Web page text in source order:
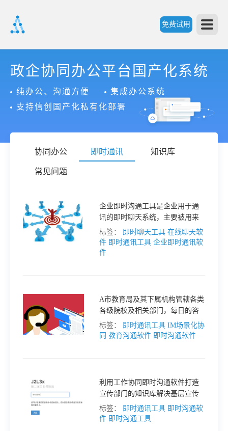
免费试用
首
页
价
常
题
政企协同办公平台国产化系统
纯办公、沟通方便
集成办公系统
支持信创国产化私有化部署
协同办公 即时通讯 知识库
常见问题
企业即时沟通工具是企业用于通
讯的即时聊天系统，主要被用来
工作上班沟通使用。这个与我们
熟知的微信、QQ等公共即时沟通
工具不同，后者是个人用来与朋
标签： 即时聊天工具 在线聊天软
件 即时通讯工具 企业即时通讯软
件
A市教育局及其下属机构管辖各类
各级院校及相关部门，每日的咨
询数量十分庞大。当前的人工客
服主要存在以下问题：1、响应
标签： 即时通讯工具 IM场景化协
同 教育沟通软件 即时沟通软件
利用工作协同即时沟通软件打造
宣传部门的知识库解决基层宣传
部文档归类整理问题。
标签： 即时通讯工具 即时沟通软
件 即时沟通工具